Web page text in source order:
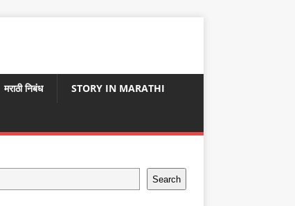
मराठी निबंध STORY IN MARATHI
Search